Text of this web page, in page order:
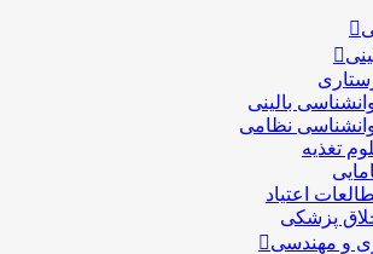
بالینی
نظامی
تغذیه
اعتیاد
پزشکی
و مهندسی